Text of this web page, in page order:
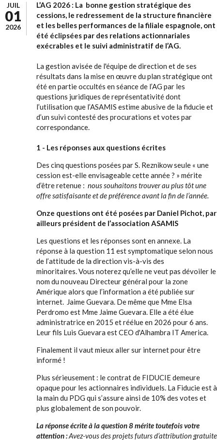
JUIL
01
2026
L’AG 2026 : La bonne gestion stratégique des
cessions, le redressement de la structure financière
et les belles performances de la filiale espagnole, ont
été éclipsées par des relations actionnariales
exécrables et le suivi administratif de l’AG.
La gestion avisée de l'équipe de direction et de ses
résultats dans la mise en œuvre du plan stratégique ont
été en partie occultés en séance de l’AG par les
questions juridiques de représentativité dont
l’utilisation que l’ASAMIS estime abusive de la fiducie et
d’un suivi contesté des procurations et votes par
correspondance.
1 - Les réponses aux questions écrites
Des cinq questions posées par S. Reznikow seule « une
cession est-elle envisageable cette année ? » mérite
d’être retenue : nous souhaitons trouver au plus tôt une
offre satisfaisante et de préférence avant la fin de l’année.
Onze questions ont été posées par Daniel Pichot, par
ailleurs président de l’association ASAMIS
Les questions et les réponses sont en annexe. La
réponse à la question 11 est symptomatique selon nous
de l’attitude de la direction vis-à-vis des
minoritaires. Vous noterez qu’elle ne veut pas dévoiler le
nom du nouveau Directeur général pour la zone
Amérique alors que l’information a été publiée sur
internet. Jaime Guevara. De même que Mme Elsa
Perdromo est Mme Jaime Guevara. Elle a été élue
administratrice en 2015 et réélue en 2026 pour 6 ans.
Leur fils Luis Guevara est CEO d'Alhambra IT America.
Finalement il vaut mieux aller sur internet pour être
informé !
Plus sérieusement : le contrat de FIDUCIE demeure
opaque pour les actionnaires individuels. La Fiducie est à
la main du PDG qui s’assure ainsi de 10% des votes et
plus globalement de son pouvoir.
La réponse écrite à la question 8 mérite toutefois votre
attention :Avez-vous des projets futurs d’attribution gratuite